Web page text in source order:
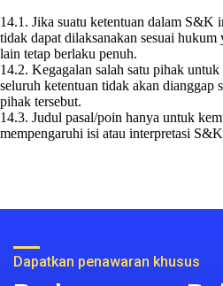
14.1. Jika suatu ketentuan dalam S&K
tidak dapat dilaksanakan sesuai
lain tetap berlaku penuh.
14.2. Kegagalan salah satu pihak untuk
seluruh ketentuan tidak akan dianggap
pihak tersebut.
14.3. Judul pasal/poin hanya untuk
mempengaruhi isi atau interpretasi
Dapatkan penawaran khusus